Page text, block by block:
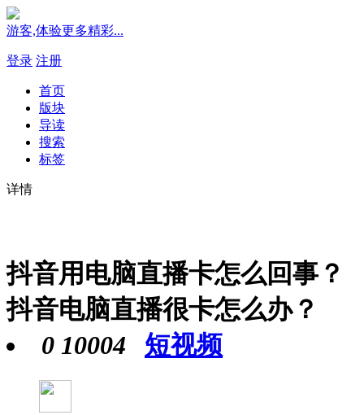
游客,体验更多精彩...
登录 注册
首页
版块
导读
搜索
标签
详情
抖音用电脑直播卡怎么回事？
抖音电脑直播很卡怎么办？
0 10004 短视频